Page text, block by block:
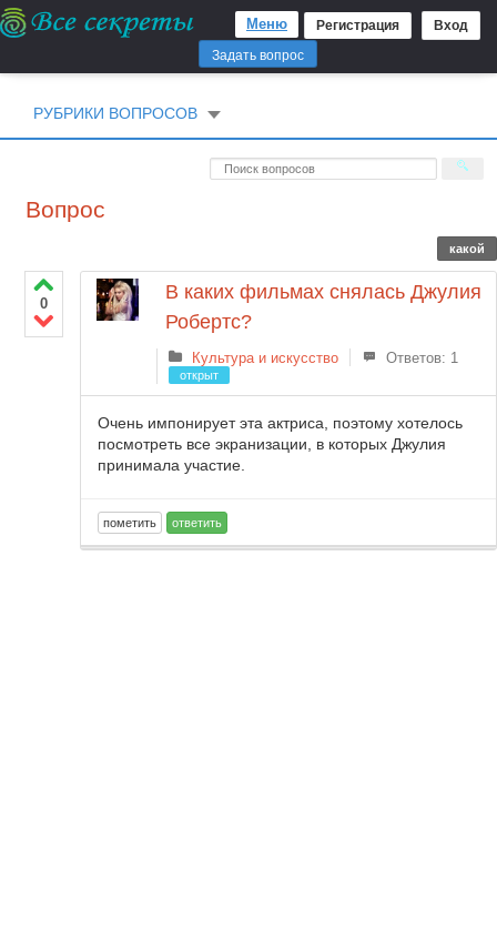
Регистрация Вход
Меню
Задать вопрос
РУБРИКИ ВОПРОСОВ
Вопрос
какой
0
В каких фильмах снялась Джулия
Робертс?
Культура и искусство Ответов: 1
открыт
Очень импонирует эта актриса, поэтому хотелось
посмотреть все экранизации, в которых Джулия
принимала участие.